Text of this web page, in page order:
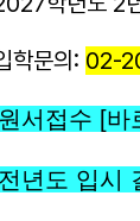
학문의: 02-
원서접수 [바
전년도 입시